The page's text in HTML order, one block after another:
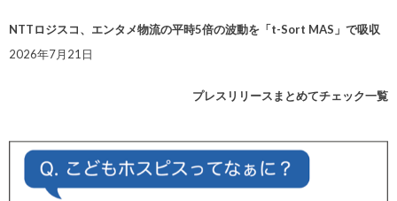
NTTロジスコ、エンタメ物流の平時5倍の波動を「t-Sort MAS」で吸収
2026年7月21日
プレスリリースまとめてチェック一覧